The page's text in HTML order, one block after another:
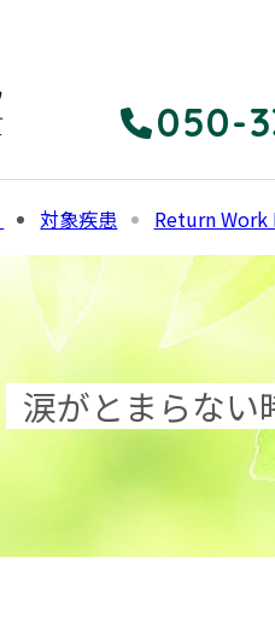
050-
対象疾患 Return Work
涙がとまらない